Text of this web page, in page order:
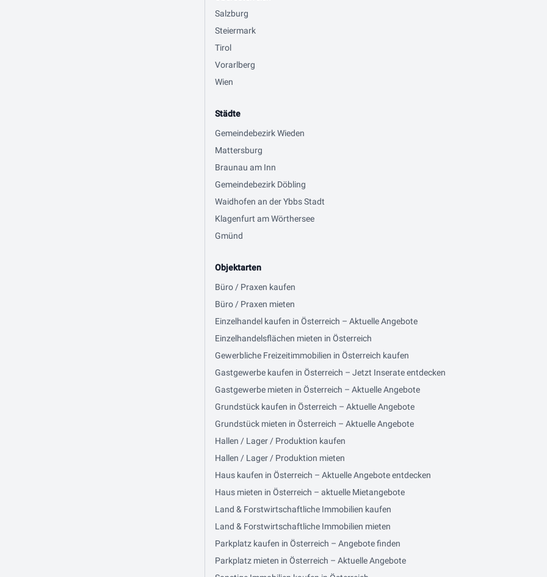
Salzburg
Steiermark
Tirol
Vorarlberg
Wien
Städte
Gemeindebezirk Wieden
Mattersburg
Braunau am Inn
Gemeindebezirk Döbling
Waidhofen an der Ybbs Stadt
Klagenfurt am Wörthersee
Gmünd
Objektarten
Büro / Praxen kaufen
Büro / Praxen mieten
Einzelhandel kaufen in Österreich – Aktuelle Angebote
Einzelhandelsflächen mieten in Österreich
Gewerbliche Freizeitimmobilien in Österreich kaufen
Gastgewerbe kaufen in Österreich – Jetzt Inserate entdecken
Gastgewerbe mieten in Österreich – Aktuelle Angebote
Grundstück kaufen in Österreich – Aktuelle Angebote
Grundstück mieten in Österreich – Aktuelle Angebote
Hallen / Lager / Produktion kaufen
Hallen / Lager / Produktion mieten
Haus kaufen in Österreich – Aktuelle Angebote entdecken
Haus mieten in Österreich – aktuelle Mietangebote
Land & Forstwirtschaftliche Immobilien kaufen
Land & Forstwirtschaftliche Immobilien mieten
Parkplatz kaufen in Österreich – Angebote finden
Parkplatz mieten in Österreich – Aktuelle Angebote